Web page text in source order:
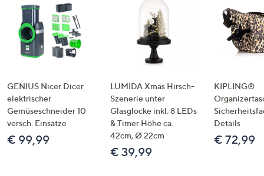
GENIUS Nicer Dicer
elektrischer
Gemüseschneider 10
versch. Einsätze
€ 99,99
LUMIDA Xmas Hirsch-
Szenerie unter
Glasglocke inkl. 8 LEDs
& Timer Höhe ca.
42cm, Ø 22cm
€ 39,99
KIPLING®
Details
€ 72,99